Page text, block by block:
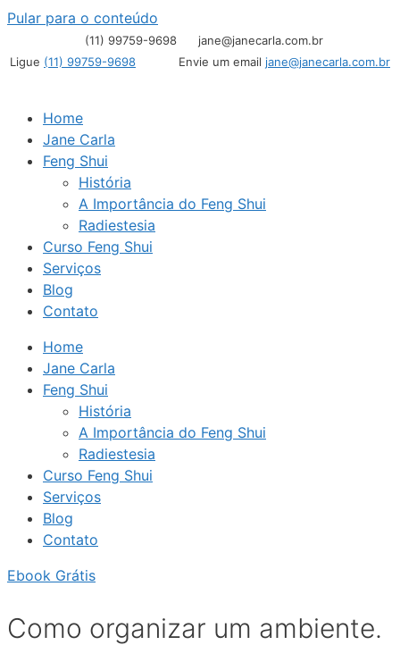
Pular para o conteúdo
(11) 99759-9698
jane@janecarla.com.br
Ligue (11) 99759-9698 Envie um email jane@janecarla.com.br
Home
Jane Carla
Feng Shui
História
A Importância do Feng Shui
Radiestesia
Curso Feng Shui
Serviços
Blog
Contato
Home
Jane Carla
Feng Shui
História
A Importância do Feng Shui
Radiestesia
Curso Feng Shui
Serviços
Blog
Contato
Ebook Grátis
Como organizar um ambiente.